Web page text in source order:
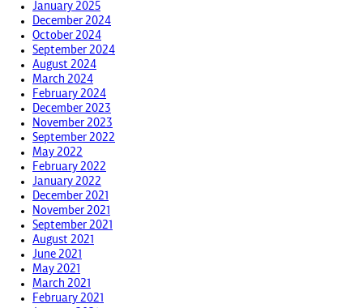
January 2025
December 2024
October 2024
September 2024
August 2024
March 2024
February 2024
December 2023
November 2023
September 2022
May 2022
February 2022
January 2022
December 2021
November 2021
September 2021
August 2021
June 2021
May 2021
March 2021
February 2021